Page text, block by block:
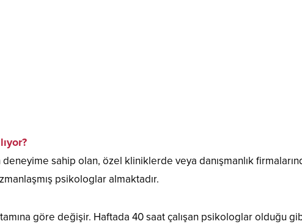
deneyime sahip olan, özel kliniklerde veya danışmanlık
psikologlar almaktadır.
göre değişir. Haftada 40 saat çalışan psikologlar olduğu